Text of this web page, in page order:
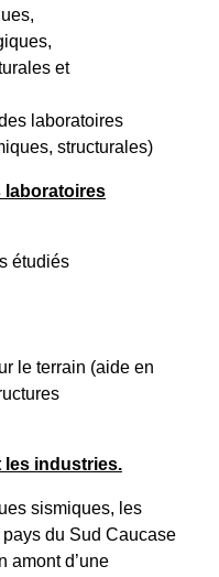
et
laboratoires
structurales)
laboratoires
étudiés
le terrain (aide en
les industries.
sismiques, les
du Sud Caucase
amont d’une